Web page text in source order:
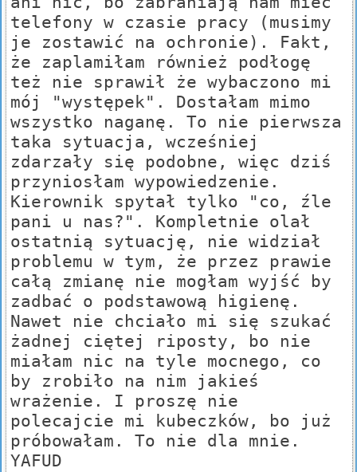
telefony w czasie pracy (musimy
je zostawić na ochronie). Fakt,
że zaplamiłam również podłogę
też nie sprawił że wybaczono mi
mój "występek". Dostałam mimo
wszystko naganę. To nie pierwsza
taka sytuacja, wcześniej
zdarzały się podobne, więc dziś
przyniosłam wypowiedzenie.
Kierownik spytał tylko "co, źle
pani u nas?". Kompletnie olał
ostatnią sytuację, nie widział
problemu w tym, że przez prawie
całą zmianę nie mogłam wyjść by
zadbać o podstawową higienę.
Nawet nie chciało mi się szukać
żadnej ciętej riposty, bo nie
miałam nic na tyle mocnego, co
by zrobiło na nim jakieś
wrażenie. I proszę nie
polecajcie mi kubeczków, bo już
próbowałam. To nie dla mnie.
YAFUD